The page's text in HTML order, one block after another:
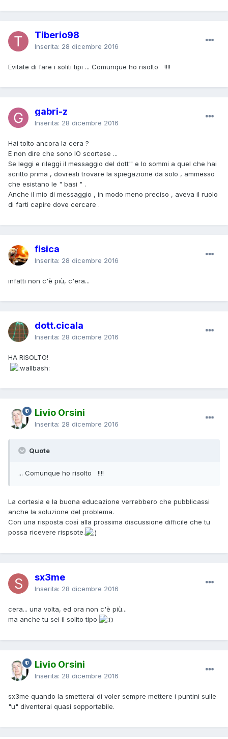
Tiberio98
Inserita: 28 dicembre 2016
Evitate di fare i soliti tipi ... Comunque ho risolto !!!!
gabri-z
Inserita: 28 dicembre 2016
Hai tolto ancora la cera ?
E non dire che sono IO scortese ...
Se leggi e rileggi il messaggio del dott'' e lo sommi a quel che hai
scritto prima , dovresti trovare la spiegazione da solo , ammesso
che esistano le " basi " .
Anche il mio di messaggio , in modo meno preciso , aveva il ruolo
di farti capire dove cercare .
fisica
Inserita: 28 dicembre 2016
infatti non c'è più, c'era...
dott.cicala
Inserita: 28 dicembre 2016
HA RISOLTO!
Livio Orsini
Inserita: 28 dicembre 2016
Quote
... Comunque ho risolto !!!!
La cortesia e la buona educazione verrebbero che pubblicassi
anche la soluzione del problema.
Con una risposta così alla prossima discussione difficile che tu
possa ricevere rispsote.
sx3me
Inserita: 28 dicembre 2016
cera... una volta, ed ora non c'è più...
ma anche tu sei il solito tipo
Livio Orsini
Inserita: 28 dicembre 2016
sx3me quando la smetterai di voler sempre mettere i puntini sulle
"u" diventerai quasi sopportabile.